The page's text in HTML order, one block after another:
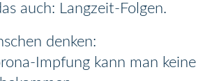
auch: Langzeit-Folgen.
denken:
Impfung kann man keine